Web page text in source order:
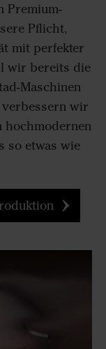
Premium-
Pflicht,
mit perfekter
wir bereits die
Maschinen
wir
hochmodernen
so etwas wie